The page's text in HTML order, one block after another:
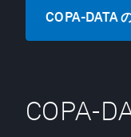
COPA-DATA
COPA-